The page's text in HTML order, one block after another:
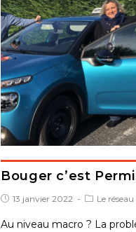
Bouger c’est
13 janvier 2022 Le réseau
Au niveau macro ? La